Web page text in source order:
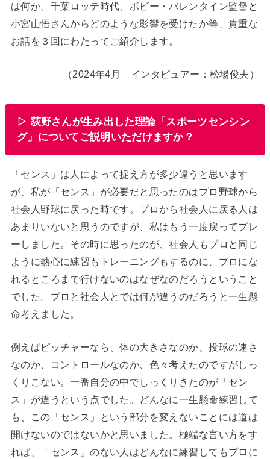
は何か、千葉ロッテ時代、ボビー・バレンタイン監督と
小宮山悟さんからどのような影響を受けたか等、貴重な
お話を３回にわたってご紹介します。
（2024年4月 インタビュアー：松場俊夫）
▷ 荻野さんが生み出した理論「スポーツセンシン
グ」についてご説明いただけますか？
「センス」は人によって捉え方が多少違うと思います
が、私が「センス」が必要だと思ったのはプロ野球から
社会人野球に戻った時です。プロから社会人に戻る人は
あまりいないと思うのですが、私はもう一度戻ってプレ
ーしました。その時に思ったのが、社会人もプロと同じ
ように熱心に練習もトレーニングもするのに、プロにな
れるところまで行けないのはなぜなのだろうということ
でした。プロと社会人とでは何が違うのだろうと一生懸
命考えました。
例えばピッチャーなら、体の大きさなのか、投球の速さ
なのか、コントロールなのか、色々考えたのですがしっ
くりこない。一番自分の中でしっくりきたのが「セン
ス」が違うという点でした。どんなに一生懸命練習して
も、この「センス」という部分を変えないことには道は
開けないのではないかと思いました。極端な言い方をす
れば、「センス」のない人はどんなに練習してもプロに